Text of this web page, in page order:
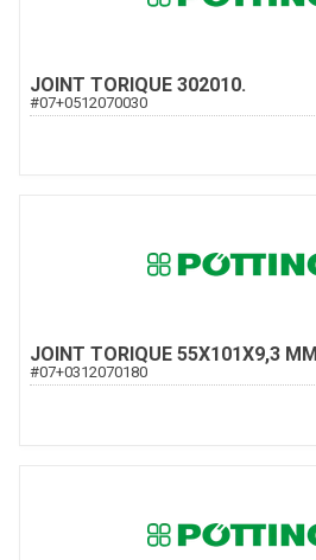
JOINT TORIQUE 302010.
#07+0512070030
JOINT TORIQUE 55X101X9,3 MM
#07+0312070180